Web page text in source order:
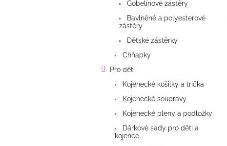
Gobelínové zástěry
Bavlněné a polyesterové
zástěry
Dětské zástěrky
Chňapky
Pro děti
Kojenecké košilky a trička
Kojenecké soupravy
Kojenecké pleny a podložky
Dárkové sady pro děti a
kojence